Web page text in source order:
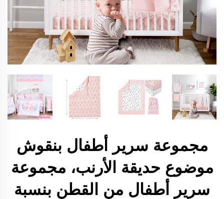
مجموعة سرير أطفال بنقوش
موضوع حديقة الأرنب، مجموعة
سرير أطفال من القطن بنسبة